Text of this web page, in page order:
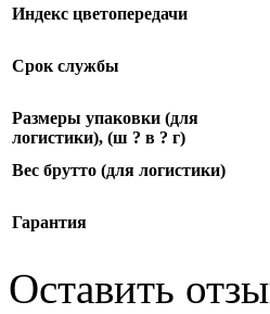
Индекс цветопередачи
Срок службы
Размеры упаковки (для
логистики), (ш ? в ? г)
Вес брутто (для логистики)
Гарантия
Оставить